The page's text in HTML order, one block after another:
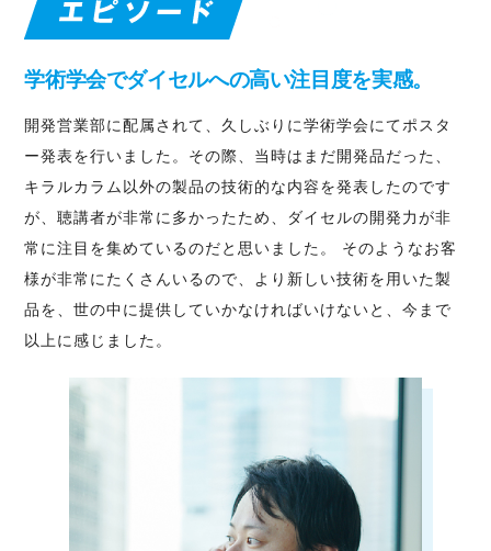
学術学会でダイセルへの高い注目度を実感。
開発営業部に配属されて、久しぶりに学術学会にてポスタ
ー発表を行いました。その際、当時はまだ開発品だった、
キラルカラム以外の製品の技術的な内容を発表したのです
が、聴講者が非常に多かったため、ダイセルの開発力が非
常に注目を集めているのだと思いました。 そのようなお客
様が非常にたくさんいるので、より新しい技術を用いた製
品を、世の中に提供していかなければいけないと、今まで
以上に感じました。